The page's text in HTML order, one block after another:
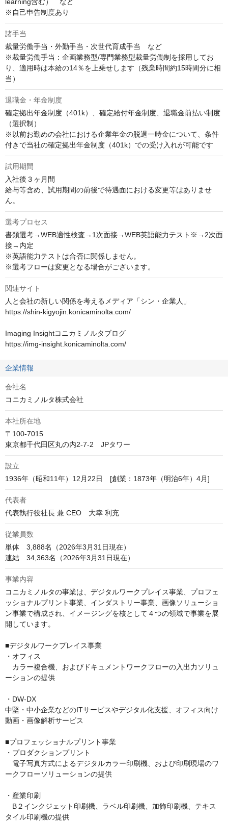
learning含む）　など
※自己申告制度あり
諸手当
裁量労働手当・外勤手当・次世代育成手当　など
※裁量労働手当：企画業務型/専門業務型裁量労働制を採用してお
り、適用時は本給の14％を上乗せします（残業時間約15時間分に相
当）
退職金・年金制度
確定拠出年金制度（401k）、確定給付年金制度、退職金前払い制度
（選択制）
※以前お勤めの会社における企業年金の脱退一時金について、条件
付きで当社の確定拠出年金制度（401k）での受け入れが可能です
試用期間
入社後３ヶ月間
給与等含め、試用期間の前後で待遇面における変更等はありませ
ん。
選考プロセス
書類選考→WEB適性検査→1次面接→WEB英語能力テスト※→2次面
接→内定
※英語能力テストは合否に関係しません。
※選考フローは変更となる場合がございます。
関連サイト
人と会社の新しい関係を考えるメディア「シン・企業人」
https://shin-kigyojin.konicaminolta.com/
Imaging Insightコニカミノルタブログ
https://img-insight.konicaminolta.com/
企業情報
会社名
コニカミノルタ株式会社
本社所在地
〒100-7015
東京都千代田区丸の内2-7-2　JPタワー
設立
1936年（昭和11年）12月22日　[創業：1873年（明治6年）4月]
代表者
代表執行役社長 兼 CEO　大幸 利充
従業員数
単体　3,888名（2026年3月31日現在）
連結　34,363名（2026年3月31日現在）
事業内容
コニカミノルタの事業は、デジタルワークプレイス事業、プロフェ
ッショナルプリント事業、インダストリー事業、画像ソリューショ
ン事業で構成され、イメージングを核として４つの領域で事業を展
開しています。
■デジタルワークプレイス事業
・オフィス
カラー複合機、およびドキュメントワークフローの入出力ソリュ
ーションの提供
・DW-DX
中堅・中小企業などのITサービスやデジタル化支援、オフィス向け
動画・画像解析サービス
■プロフェッショナルプリント事業
・プロダクションプリント
電子写真方式によるデジタルカラー印刷機、および印刷現場のワ
ークフローソリューションの提供
・産業印刷
B２インクジェット印刷機、ラベル印刷機、加飾印刷機、テキス
タイル印刷機の提供